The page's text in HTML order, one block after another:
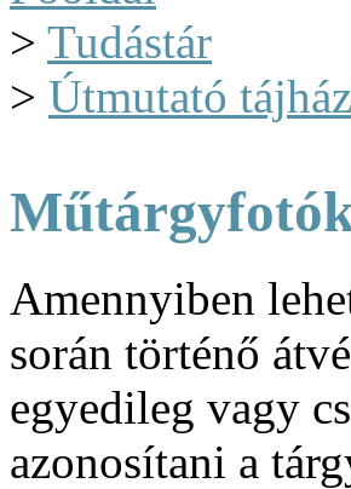
> Tudástár
> Útmutató
Amennyiben
során történő
egyedileg vagy
azonosítani a